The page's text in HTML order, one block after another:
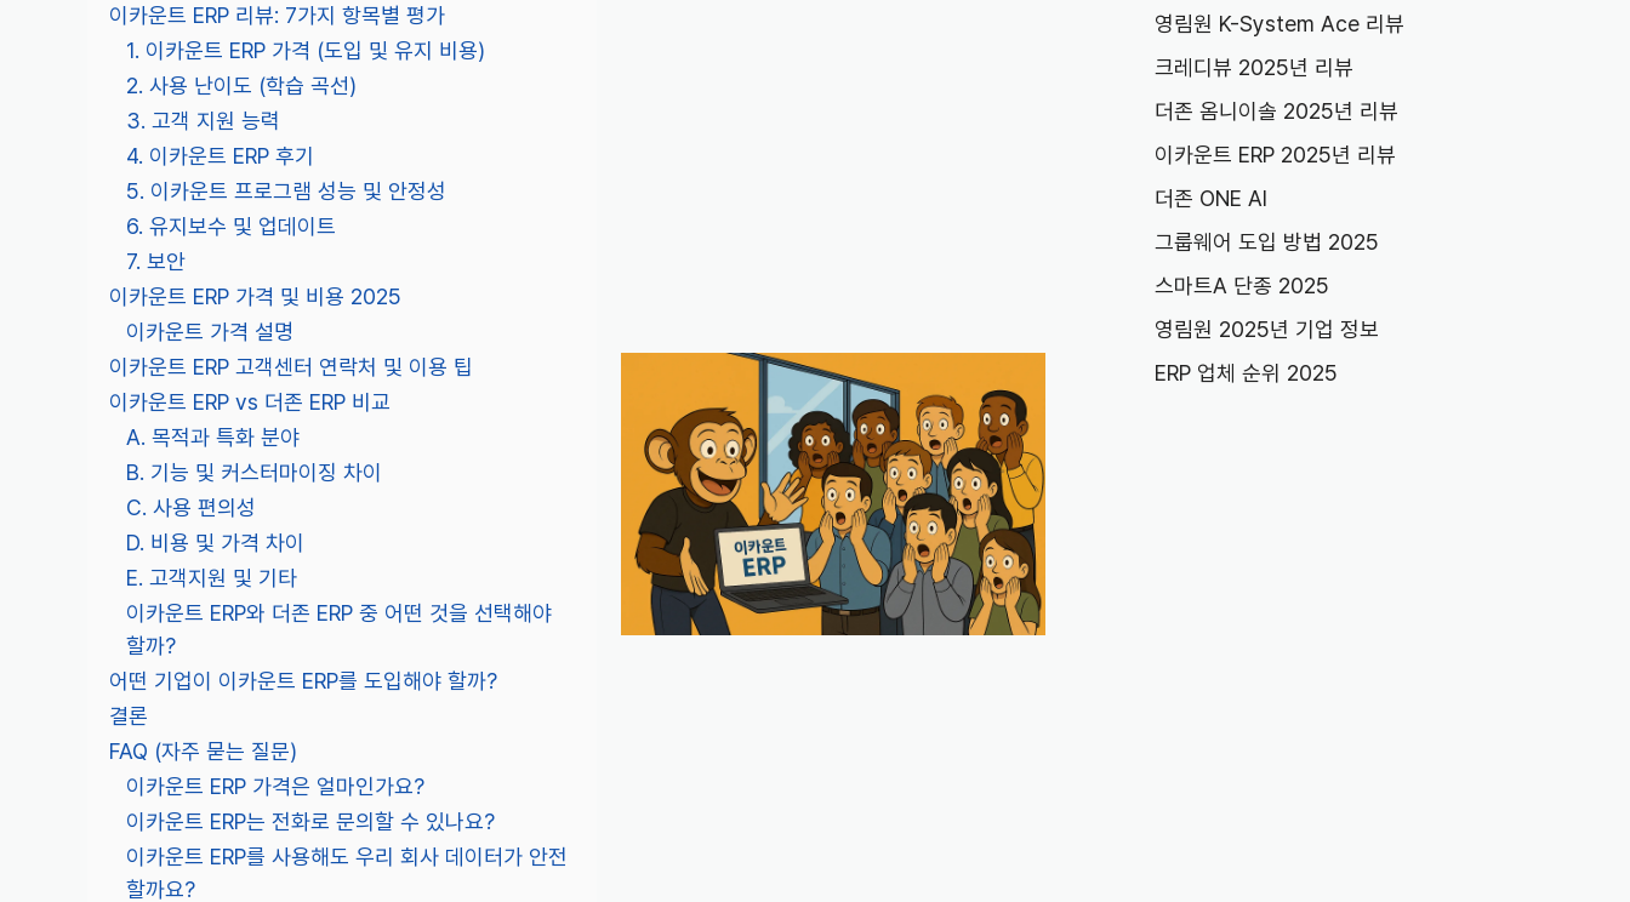
이카운트 ERP 리뷰: 7가지 항목별 평가
1. 이카운트 ERP 가격 (도입 및 유지 비용)
2. 사용 난이도 (학습 곡선)
3. 고객 지원 능력
4. 이카운트 ERP 후기
5. 이카운트 프로그램 성능 및 안정성
6. 유지보수 및 업데이트
7. 보안
이카운트 ERP 가격 및 비용 2025
이카운트 가격 설명
이카운트 ERP 고객센터 연락처 및 이용 팁
이카운트 ERP vs 더존 ERP 비교
A. 목적과 특화 분야
B. 기능 및 커스터마이징 차이
C. 사용 편의성
D. 비용 및 가격 차이
E. 고객지원 및 기타
이카운트 ERP와 더존 ERP 중 어떤 것을 선택해야
할까?
어떤 기업이 이카운트 ERP를 도입해야 할까?
결론
FAQ (자주 묻는 질문)
이카운트 ERP 가격은 얼마인가요?
이카운트 ERP는 전화로 문의할 수 있나요?
이카운트 ERP를 사용해도 우리 회사 데이터가 안전
할까요?
영림원 K-System Ace 리뷰
크레디뷰 2025년 리뷰
더존 옴니이솔 2025년 리뷰
이카운트 ERP 2025년 리뷰
더존 ONE AI
그룹웨어 도입 방법 2025
스마트A 단종 2025
영림원 2025년 기업 정보
ERP 업체 순위 2025